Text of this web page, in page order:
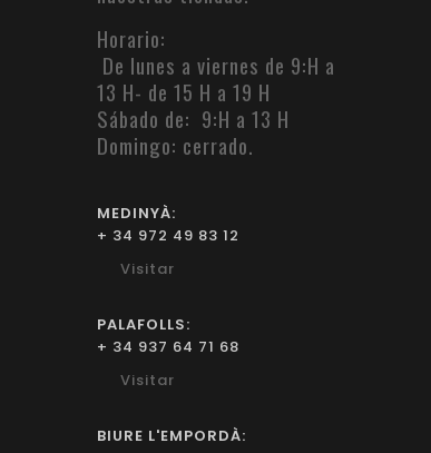
Horario:
De lunes a viernes de 9:H a
13 H- de 15 H a 19 H
Sábado de: 9:H a 13 H
Domingo: cerrado.
MEDINYÀ:
+ 34 972 49 83 12
Visitar
PALAFOLLS:
+ 34 937 64 71 68
Visitar
BIURE L'EMPORDÀ: